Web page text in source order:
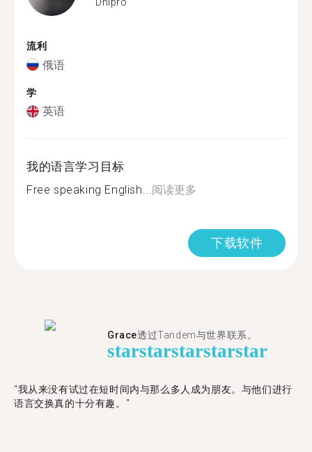
流利
俄语
学
英语
我的语言学习目标
Free speaking English...阅读更多
下载软件
Grace透过Tandem与世界联系。
starstarstarstarstar
"我从来没有试过在短时间内与那么多人成为朋友。与他们进行
语言交换真的十分有趣。"